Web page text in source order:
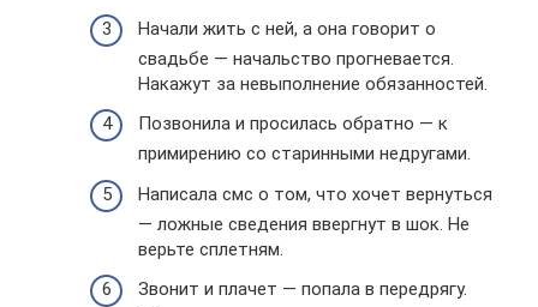
Начали жить с ней, а она говорит о
свадьбе — начальство прогневается.
Накажут за невыполнение обязанностей.
Позвонила и просилась обратно — к
примирению со старинными недругами.
Написала смс о том, что хочет вернуться
— ложные сведения ввергнут в шок. Не
верьте сплетням.
Звонит и плачет — попала в передрягу.